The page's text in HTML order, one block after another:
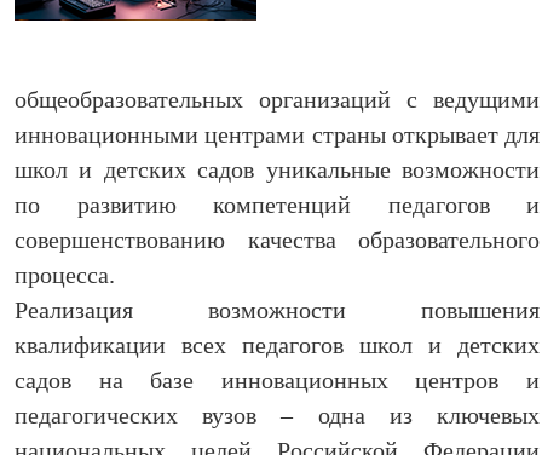
общеобразовательных организаций с ведущими
инновационными центрами страны открывает для
школ и детских садов уникальные возможности
по развитию компетенций педагогов и
совершенствованию качества образовательного
процесса.
Реализация возможности повышения
квалификации всех педагогов школ и детских
садов на базе инновационных центров и
педагогических вузов – одна из ключевых